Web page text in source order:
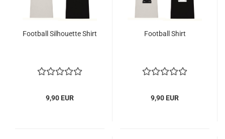
Football Silhouette Shirt
9,90 EUR
Football Shirt
9,90 EUR